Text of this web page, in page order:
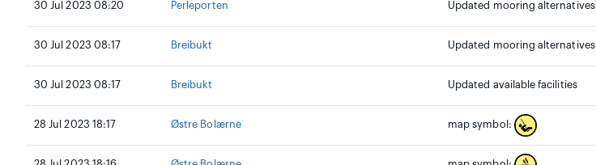
30 Jul 2023 08:20 Perleporten Updated mooring alternatives
30 Jul 2023 08:17 Breibukt Updated mooring alternatives
30 Jul 2023 08:17 Breibukt Updated available facilities
28 Jul 2023 18:17 Østre Bolærne map symbol: